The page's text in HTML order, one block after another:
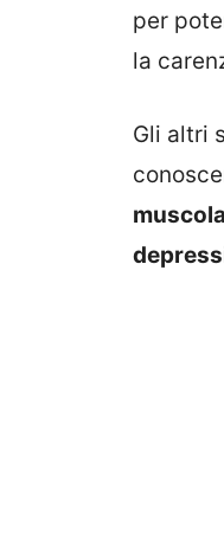
per
la
Gli altri